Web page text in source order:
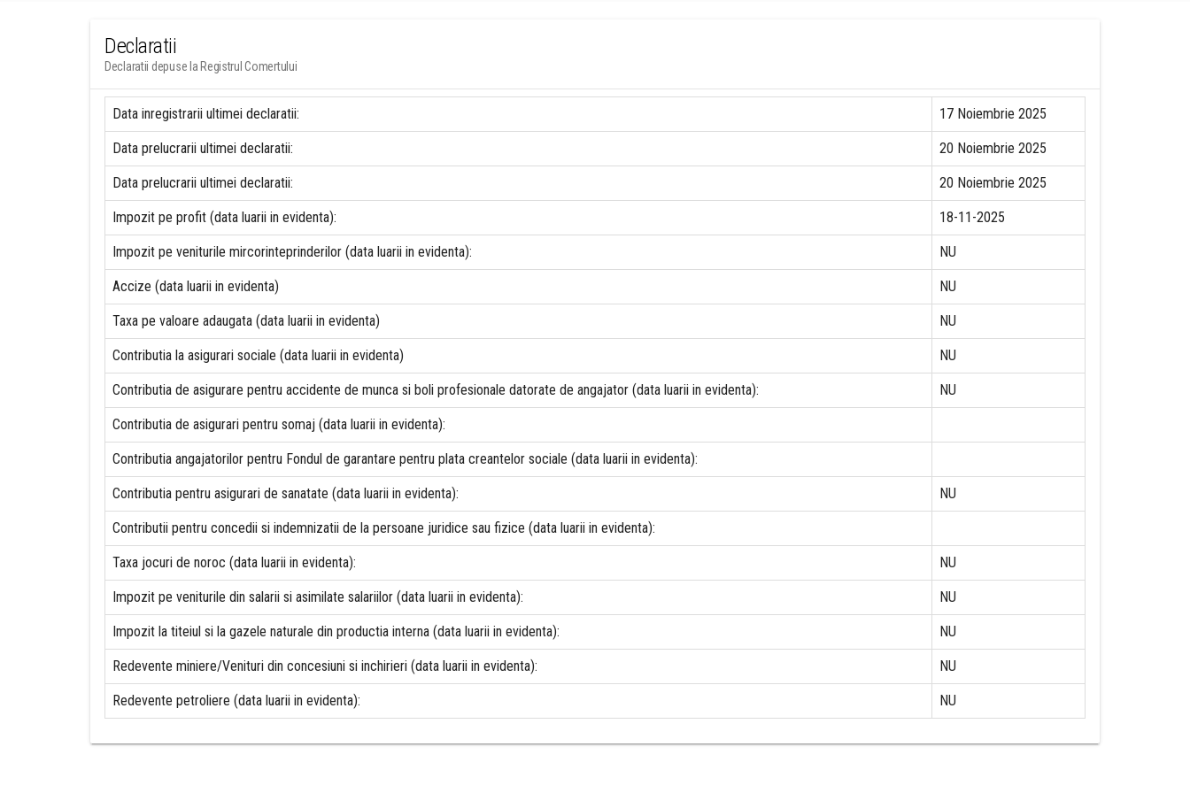
Declaratii
Declaratii depuse la Registrul Comertului
Data inregistrarii ultimei declaratii: 17 Noiembrie 2025
Data prelucrarii ultimei declaratii: 20 Noiembrie 2025
Data prelucrarii ultimei declaratii: 20 Noiembrie 2025
Impozit pe profit (data luarii in evidenta): 18-11-2025
Impozit pe veniturile mircorinteprinderilor (data luarii in evidenta): NU
Accize (data luarii in evidenta) NU
Taxa pe valoare adaugata (data luarii in evidenta) NU
Contributia la asigurari sociale (data luarii in evidenta) NU
Contributia de asigurare pentru accidente de munca si boli profesionale datorate de angajator (data luarii in evidenta): NU
Contributia de asigurari pentru somaj (data luarii in evidenta):
Contributia angajatorilor pentru Fondul de garantare pentru plata creantelor sociale (data luarii in evidenta):
Contributia pentru asigurari de sanatate (data luarii in evidenta): NU
Contributii pentru concedii si indemnizatii de la persoane juridice sau fizice (data luarii in evidenta):
Taxa jocuri de noroc (data luarii in evidenta): NU
Impozit pe veniturile din salarii si asimilate salariilor (data luarii in evidenta): NU
Impozit la titeiul si la gazele naturale din productia interna (data luarii in evidenta): NU
Redevente miniere/Venituri din concesiuni si inchirieri (data luarii in evidenta): NU
Redevente petroliere (data luarii in evidenta): NU